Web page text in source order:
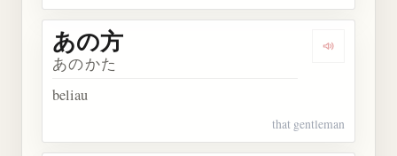
Dengarkan
あの方
あのかた
beliau
that gentleman